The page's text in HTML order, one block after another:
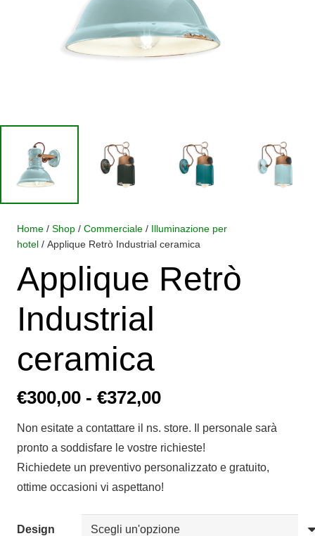
Home / Shop / Commerciale / Illuminazione per
hotel / Applique Retrò Industrial ceramica
Applique Retrò
Industrial
ceramica
€300,00 - €372,00Fascia
prezzo:
da
€300,00
a
€372,00
Non esitate a contattare il ns. store. Il personale sarà
pronto a soddisfare le vostre richieste!
Richiedete un preventivo personalizzato e gratuito,
ottime occasioni vi aspettano!
Design